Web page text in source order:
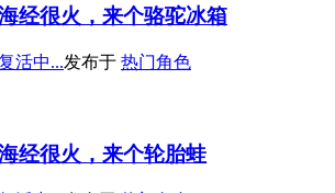
经很火，来个骆驼冰箱
活中...发布于 热门角色
经很火，来个轮胎蛙